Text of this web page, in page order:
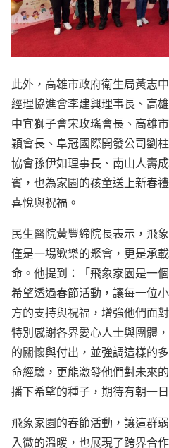
此外，高雄市政府衛生局黃志
經理協進會李建興理事長、高
中宜獅子會宋玫瑤會長、高雄
穎會長、阜冠國際開發公司劉
協會孫伊如理事長、南山人壽
賓，也為家園的孩童送上新春
喜悅與祝福。
民生醫院黃豐締院長表示，飛
僅是一場歡樂的聚會，更是承
命。他提到：「飛象家園是一
希望透過春節活動，讓每一位
方的支持與祝福，增強他們面
特別感謝各界愛心人士與團體
的關懷與付出，並強調這樣的
命經驗，更能激發他們對未來
播下希望的種子，期待有朝一
飛象家園的春節活動，讓這群
入微的溫暖，也展現了跨界合